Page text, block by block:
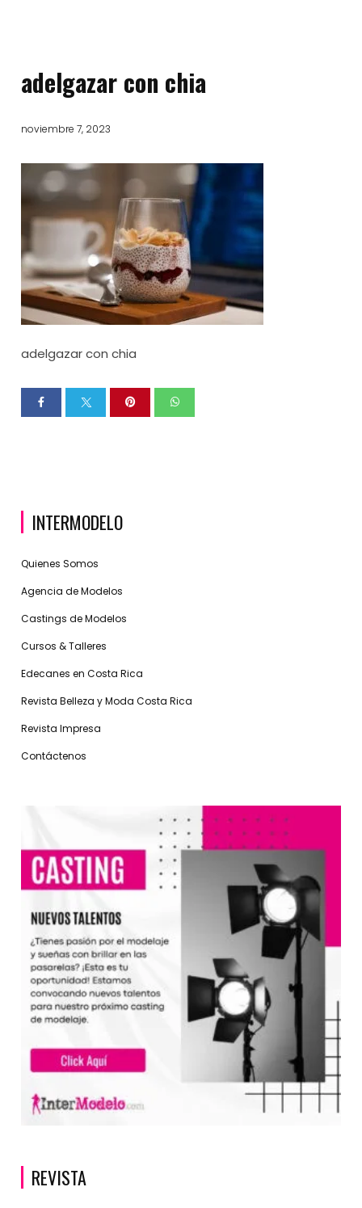
adelgazar con chia
noviembre 7, 2023
adelgazar con chia
INTERMODELO
Quienes Somos
Agencia de Modelos
Castings de Modelos
Cursos & Talleres
Edecanes en Costa Rica
Revista Belleza y Moda Costa Rica
Revista Impresa
Contáctenos
REVISTA